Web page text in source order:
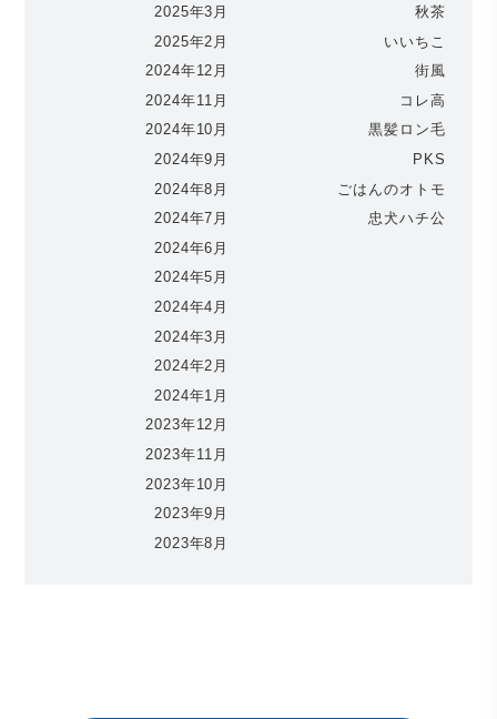
2025年3月
2025年2月
2024年12月
2024年11月
2024年10月
2024年9月
2024年8月
2024年7月
2024年6月
2024年5月
2024年4月
2024年3月
2024年2月
2024年1月
2023年12月
2023年11月
2023年10月
2023年9月
2023年8月
秋茶
いいちこ
街風
コレ高
黒髪ロン毛
PKS
ごはんのオトモ
忠犬ハチ公